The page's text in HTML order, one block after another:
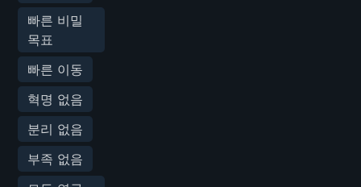
빠른 비밀
목표
빠른 이동
혁명 없음
분리 없음
부족 없음